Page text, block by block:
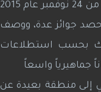
وتم بث المسلسل في الهند لمجموعة محدودة من 8 حلقات على قناة Hotstar الهندية ابتداء من 24 نوفمبر عام 2015
جوائز عدة، ووصف
بحسب استطلاعات
جماهيرياً واسعاً
إلى منطقة بعيدة عن